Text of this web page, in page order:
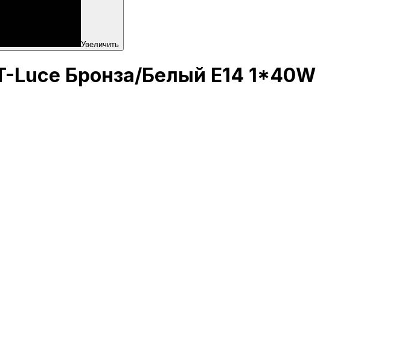
Увеличить
Luce Бронза/Белый E14 1*40W